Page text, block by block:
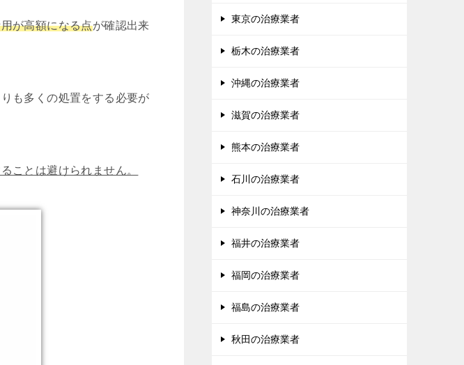
が高額になる点が確認出来
も多くの処置をする必要が
ことは避けられません。
東京の治療業者
栃木の治療業者
沖縄の治療業者
滋賀の治療業者
熊本の治療業者
石川の治療業者
神奈川の治療業者
福井の治療業者
福岡の治療業者
福島の治療業者
秋田の治療業者